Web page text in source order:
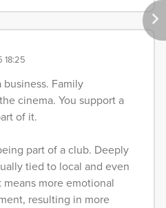
18:25
business. Family
cinema. You support a
of it.
part of a club. Deeply
tied to local and even
more emotional
resulting in more